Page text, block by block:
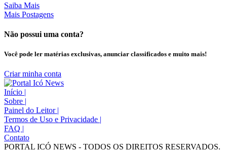
Saiba Mais
Mais Postagens
Não possui uma conta?
Você pode ler matérias exclusivas, anunciar classificados e muito mais!
Criar minha conta
Início |
Sobre |
Painel do Leitor |
Termos de Uso e Privacidade |
FAQ |
Contato
PORTAL ICÓ NEWS - TODOS OS DIREITOS RESERVADOS.